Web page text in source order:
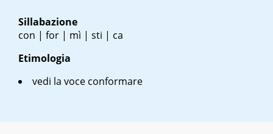
Sillabazione
con | for | mì | sti | ca
Etimologia
vedi la voce conformare